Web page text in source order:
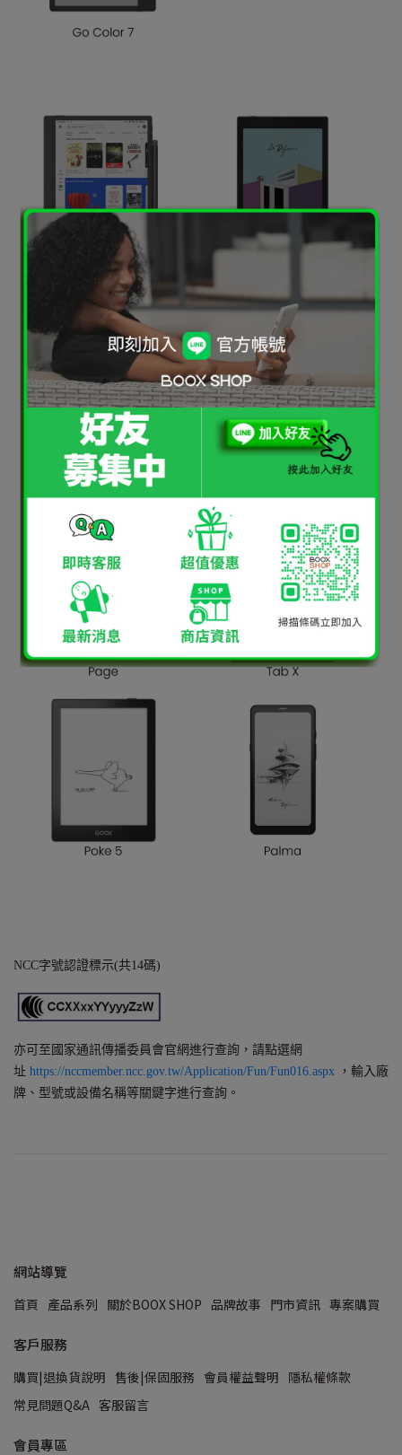
NCC字號認證標示(共14碼)
亦可至國家通訊傳播委員會官網進行查詢，請點選網
址 https://nccmember.ncc.gov.tw/Application/Fun/Fun016.aspx ，輸入廠
牌、型號或設備名稱等關鍵字進行查詢。
網站導覽
首頁 產品系列 關於BOOX SHOP 品牌故事 門市資訊 專案購買
客戶服務
購買|退換貨說明 售後|保固服務 會員權益聲明 隱私權條款
常見問題Q&A 客服留言
會員專區